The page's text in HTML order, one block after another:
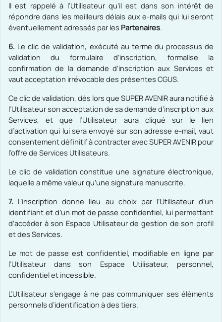
Il est rappelé à l’Utilisateur qu’il est dans son intérêt de
répondre dans les meilleurs délais aux e-mails qui lui seront
éventuellement adressés par les Partenaires.
6. Le clic de validation, exécuté au terme du processus de
validation du formulaire d’inscription, formalise la
confirmation de la demande d’inscription aux Services et
vaut acceptation irrévocable des présentes CGUS.
Ce clic de validation, dès lors que SUPER AVENIR aura notifié à
l’Utilisateur son acceptation de sa demande d’inscription aux
Services, et que l’Utilisateur aura cliqué sur le lien
d’activation qui lui sera envoyé sur son adresse e-mail, vaut
consentement définitif à contracter avec SUPER AVENIR pour
l’offre de Services Utilisateurs.
Le clic de validation constitue une signature électronique,
laquelle a même valeur qu’une signature manuscrite.
7. L’inscription donne lieu au choix par l’Utilisateur d’un
identifiant et d’un mot de passe confidentiel, lui permettant
d’accéder à son Espace Utilisateur de gestion de son profil
et des Services.
Le mot de passe est confidentiel, modifiable en ligne par
l’Utilisateur dans son Espace Utilisateur, personnel,
confidentiel et incessible.
L’Utilisateur s’engage à ne pas communiquer ses éléments
personnels d’identification à des tiers.